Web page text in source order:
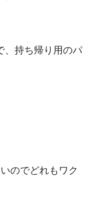
、持ち帰り用のパ
のでどれもワク